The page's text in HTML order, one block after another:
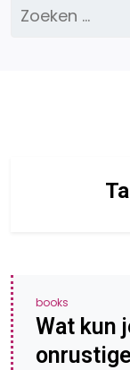
Zoeken
naar:
books
Wat kun